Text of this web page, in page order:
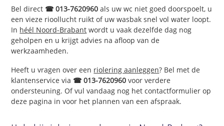
Bel direct ☎ 013-7620960 als uw wc niet goed doorspoelt, u
een vieze rioollucht ruikt of uw wasbak snel vol water loopt.
In héél Noord-Brabant wordt u vaak dezelfde dag nog
geholpen en u krijgt advies na afloop van de
werkzaamheden.
Heeft u vragen over een riolering aanleggen? Bel met de
klantenservice via ☎ 013-7620960 voor verdere
ondersteuning. Of vul vandaag nog het contactformulier op
deze pagina in voor het plannen van een afspraak.